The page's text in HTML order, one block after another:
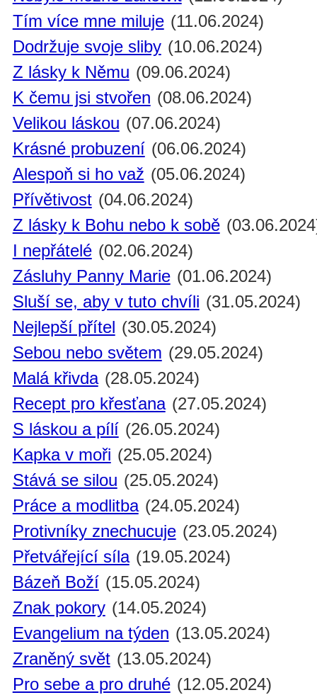
Tím více mne miluje (11.06.2024)
Dodržuje svoje sliby (10.06.2024)
Z lásky k Němu (09.06.2024)
K čemu jsi stvořen (08.06.2024)
Velikou láskou (07.06.2024)
Krásné probuzení (06.06.2024)
Alespoň si ho važ (05.06.2024)
Přívětivost (04.06.2024)
Z lásky k Bohu nebo k sobě
I nepřátelé (02.06.2024)
Zásluhy Panny Marie (01.06.2024)
Sluší se, aby v tuto chvíli (31.05.2024)
Nejlepší přítel (30.05.2024)
Sebou nebo světem (29.05.2024)
Malá křivda (28.05.2024)
Recept pro křesťana (27.05.2024)
S láskou a pílí (26.05.2024)
Kapka v moři (25.05.2024)
Stává se silou (25.05.2024)
Práce a modlitba (24.05.2024)
Protivníky znechucuje (23.05.2024)
Přetvářející síla (19.05.2024)
Bázeň Boží (15.05.2024)
Znak pokory (14.05.2024)
Evangelium na týden (13.05.2024)
Zraněný svět (13.05.2024)
Pro sebe a pro druhé (12.05.2024)